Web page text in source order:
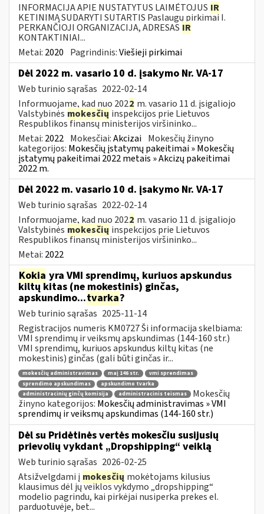
INFORMACIJA APIE NUSTATYTUS LAIMĖTOJUS IR
KETINIMĄ SUDARYTI SUTARTIS Paslaugų pirkimai I.
PERKANČIOJI ORGANIZACIJA, ADRESAS IR
KONTAKTINIAI...
Metai: 2020 Pagrindinis:Viešieji pirkimai
Dėl 2022 m. vasario 10 d. įsakymo Nr. VA-17
Web turinio sąrašas 2022-02-14
Informuojame, kad nuo 2022 m. vasario 11 d. įsigaliojo
Valstybinės mokesčių inspekcijos prie Lietuvos
Respublikos finansų ministerijos viršininko...
Metai: 2022 Mokesčiai:Akcizai Mokesčių žinyno
kategorijos: Mokesčių įstatymų pakeitimai » Mokesčių
įstatymų pakeitimai 2022 metais » Akcizų pakeitimai
2022 m.
Dėl 2022 m. vasario 10 d. įsakymo Nr. VA-17
Web turinio sąrašas 2022-02-14
Informuojame, kad nuo 2022 m. vasario 11 d. įsigaliojo
Valstybinės mokesčių inspekcijos prie Lietuvos
Respublikos finansų ministerijos viršininko...
Metai: 2022
Kokia yra VMI sprendimų, kuriuos apskundus
kiltų kitas (ne mokestinis) ginčas,
apskundimo...tvarka?
Web turinio sąrašas 2025-11-14
Registracijos numeris KM0727 Ši informacija skelbiama:
VMI sprendimų ir veiksmų apskundimas (144-160 str.)
VMI sprendimų, kuriuos apskundus kiltų kitas (ne
mokestinis) ginčas (gali būti ginčas ir...
mokesčių administravimas maį 146 str.
vmi sprendimas
sprendimo apskundimas
apskundimo tvarka
administracinių ginčų komisija
administracinis teismas
Mokesčių
žinyno kategorijos: Mokesčių administravimas » VMI
sprendimų ir veiksmų apskundimas (144-160 str.)
Dėl su Pridėtinės vertės mokesčiu susijusių
prievolių vykdant „Dropshipping“ veiklą
Web turinio sąrašas 2026-02-25
Atsižvelgdami į mokesčių mokėtojams kilusius
klausimus dėl jų veiklos vykdymo „dropshipping“
modelio pagrindu, kai pirkėjai nusiperka prekes el.
parduotuvėje, bet...